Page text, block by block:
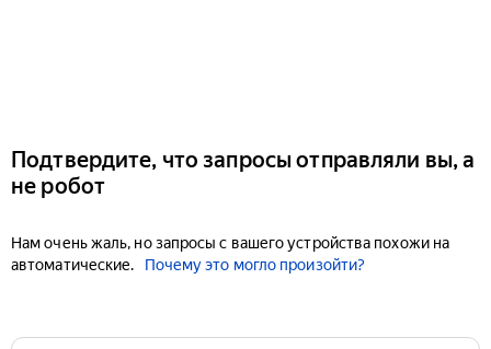
Подтвердите, что запросы отправляли вы, а
не робот
Нам очень жаль, но запросы с вашего устройства похожи на
автоматические.
Почему это могло произойти?